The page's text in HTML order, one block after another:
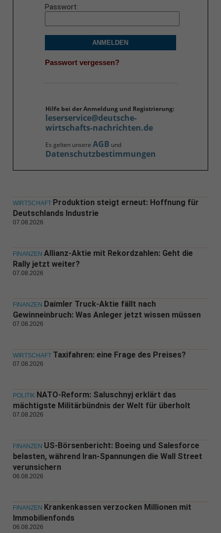
Passwort
ANMELDEN
Passwort vergessen?
Hilfe bei der Anmeldung und Registrierung:
leserservice@deutsche-
wirtschafts-nachrichten.de
Es gelten unsere AGB und
Datenschutzbestimmungen
WIRTSCHAFT Produktion steigt erneut: Hoffnung für
Deutschlands Industrie
07.08.2026
FINANZEN Allianz-Aktie mit Rekordzahlen: Geht die
Rally jetzt weiter?
07.08.2026
FINANZEN Daimler Truck-Aktie fällt nach
Gewinneinbruch: Was Anleger jetzt wissen müssen
07.08.2026
WIRTSCHAFT Taxifahren: eine Frage des Preises?
07.08.2026
POLITIK NATO-Reform: Saluschnyj erklärt das
mächtigste Militärbündnis der Welt für überholt
07.08.2026
FINANZEN US-Börsenbericht: Boeing und Salesforce
belasten, während Iran-Spannungen die Wall Street
verunsichern
06.08.2026
FINANZEN Krankenkassen verzocken Millionen mit
Immobilienfonds
06.08.2026